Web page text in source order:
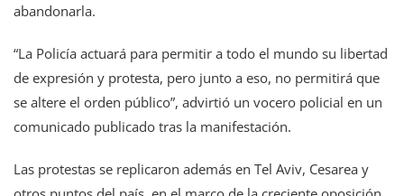
abandonarla.
“La Policía actuará para permitir a todo el mundo su libertad
de expresión y protesta, pero junto a eso, no permitirá que
se altere el orden público”, advirtió un vocero policial en un
comunicado publicado tras la manifestación.
Las protestas se replicaron además en Tel Aviv, Cesarea y